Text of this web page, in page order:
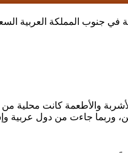
والأطعمة كانت محلية